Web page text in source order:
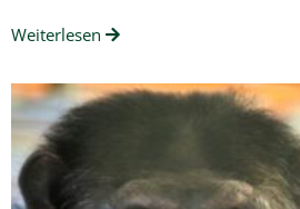
Weiterlesen